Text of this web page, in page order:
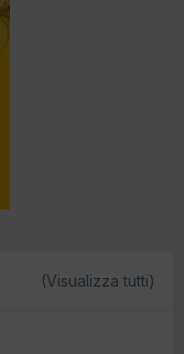
(Visualizza tutti)